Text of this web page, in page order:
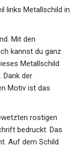
links Metallschild in
Mit den
kannst du ganz
Metallschild
Dank der
Motiv ist das
rostigen
bedruckt. Das
Auf dem Schild